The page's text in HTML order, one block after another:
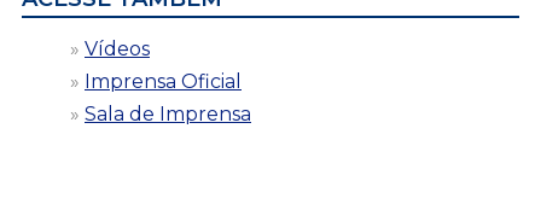
Vídeos
Imprensa Oficial
Sala de Imprensa